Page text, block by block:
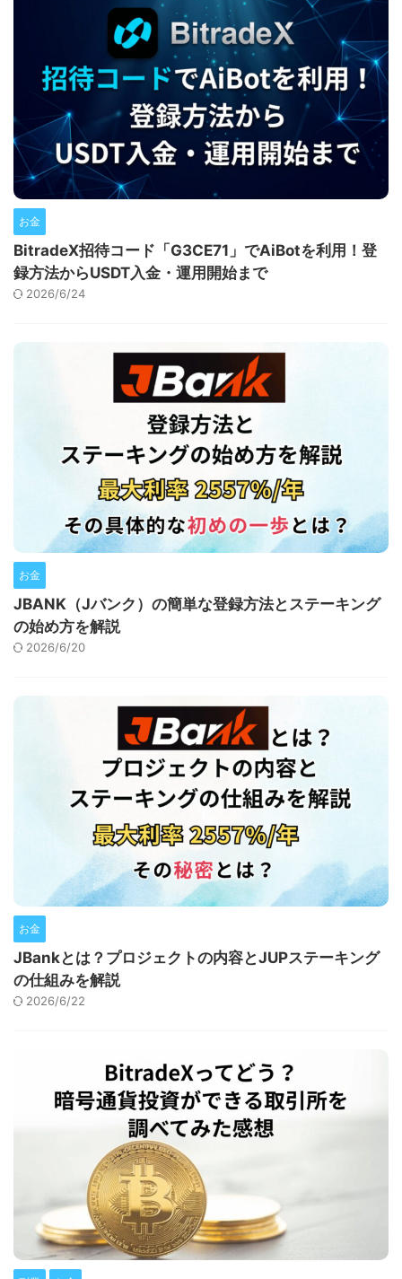
お金
BitradeX招待コード「G3CE71」でAiBotを利用！登
録方法からUSDT入金・運用開始まで
2026/6/24
お金
JBANK（Jバンク）の簡単な登録方法とステーキング
の始め方を解説
2026/6/20
お金
JBankとは？プロジェクトの内容とJUPステーキング
の仕組みを解説
2026/6/22